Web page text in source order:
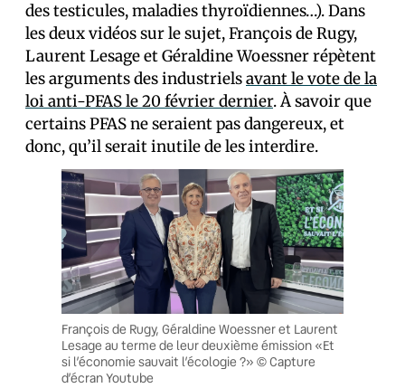
des testicules, maladies thyroïdiennes…). Dans
les deux vidéos sur le sujet, François de Rugy,
Laurent Lesage et Géraldine Woessner répètent
les arguments des industrielsavant le vote de la
loi anti-PFAS le 20 février dernier. À savoir que
certains PFAS ne seraient pas dangereux, et
donc, qu’il serait inutile de les interdire.
François de Rugy, Géraldine Woessner et Laurent
Lesage au terme de leur deuxième émission «Et
si l’économie sauvait l’écologie ?» © Capture
d’écran Youtube